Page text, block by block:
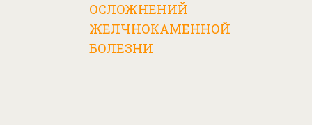
ОСЛОЖНЕНИЙ
ЖЕЛЧНОКАМЕННОЙ
БОЛЕЗНИ